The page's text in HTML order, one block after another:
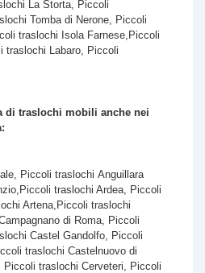
La Storta, Piccoli
Tomba di Nerone, Piccoli
traslochi Isola Farnese,Piccoli
traslochi Labaro, Piccoli
di traslochi mobili anche nei
Piccoli traslochi Anguillara
traslochi Ardea, Piccoli
Artena,Piccoli traslochi
di Roma, Piccoli
Castel Gandolfo, Piccoli
traslochi Castelnuovo di
traslochi Cerveteri, Piccoli